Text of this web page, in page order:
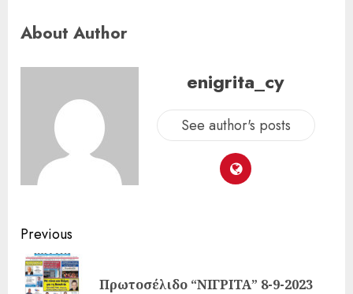
About Author
enigrita_cy
See author's posts
Previous
Πρωτοσέλιδο “ΝΙΓΡΙΤΑ” 8-9-2023